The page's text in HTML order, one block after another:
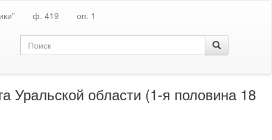
ф. 419 оп. 1
Уральской области (1-я половина 18